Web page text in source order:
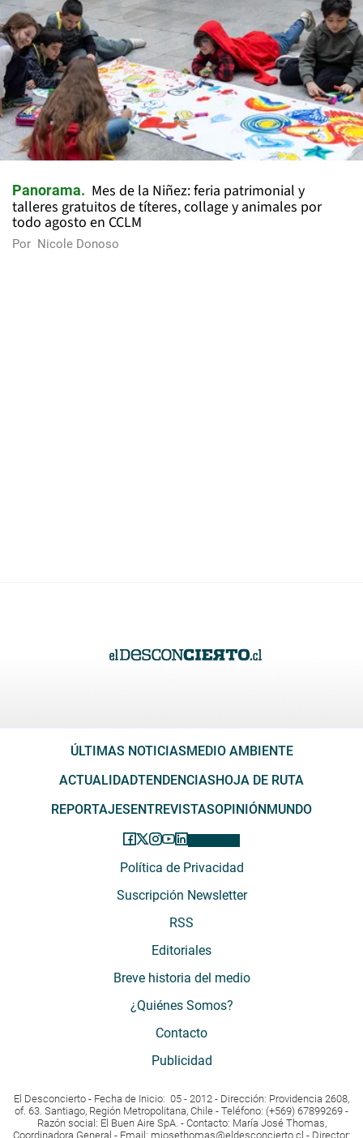
Panorama
Mes de la Niñez: feria patrimonial y
talleres gratuitos de títeres, collage y animales por
todo agosto en CCLM
Por Nicole Donoso
ÚLTIMAS NOTICIASMEDIO AMBIENTE
ACTUALIDADTENDENCIASHOJA DE RUTA
REPORTAJESENTREVISTASOPINIÓNMUNDO
Política de Privacidad
Suscripción Newsletter
RSS
Editoriales
Breve historia del medio
¿Quiénes Somos?
Contacto
Publicidad
El Desconcierto - Fecha de Inicio: 05 - 2012 - Dirección: Providencia 2608,
of. 63. Santiago, Región Metropolitana, Chile - Teléfono: (+569) 67899269 -
Razón social: El Buen Aire SpA. - Contacto: María José Thomas,
Coordinadora General - Email: mjosethomas@eldesconcierto.cl - Director: